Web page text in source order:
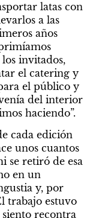
latas con
a las
años
invitados,
el catering y
el público y
del interior
haciendo”.
cada edición
unos cuantos
se retiró de esa
en un
y, por
trabajo estuvo
recontra